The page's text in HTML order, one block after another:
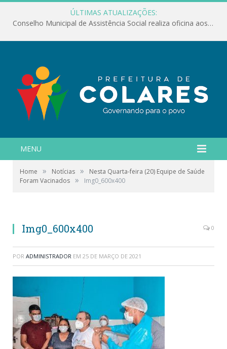
ÚLTIMAS ATUALIZAÇÕES:
Conselho Municipal de Assistência Social realiza oficina aos servidores
MENU
Home » Notícias »
Nesta Quarta-feira (20) Equipe de Saúde
Foram Vacinados » Img0_600x400
Img0_600x400 0
POR ADMINISTRADOR EM 25 DE MARÇO DE 2021